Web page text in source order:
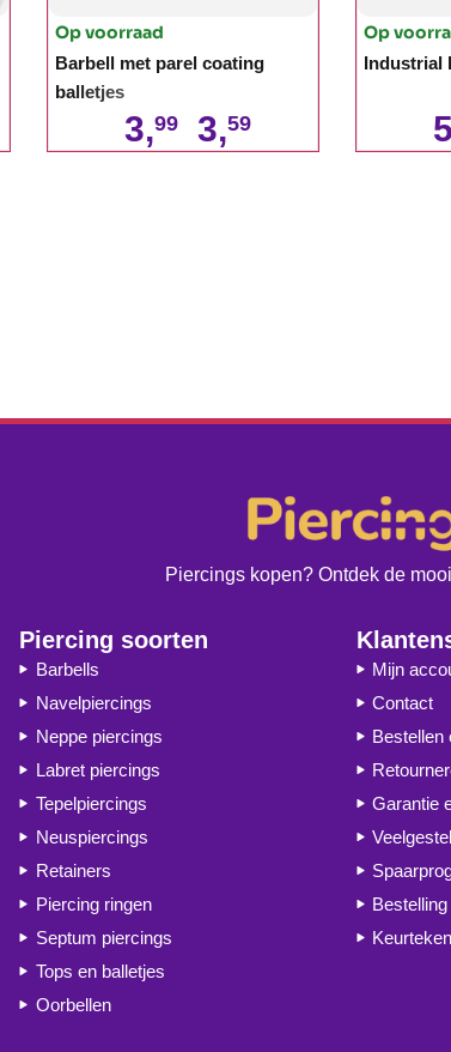
Op voorraad
Barbell met parel coating
balletjes
3,99 3,59
Op
Industrial
Piercings kopen? Ontdek de
Piercing soorten
Barbells
Navelpiercings
Neppe piercings
Labret piercings
Tepelpiercings
Neuspiercings
Retainers
Piercing ringen
Septum piercings
Tops en balletjes
Oorbellen
Mijn
Contact
Bestellen
Garantie